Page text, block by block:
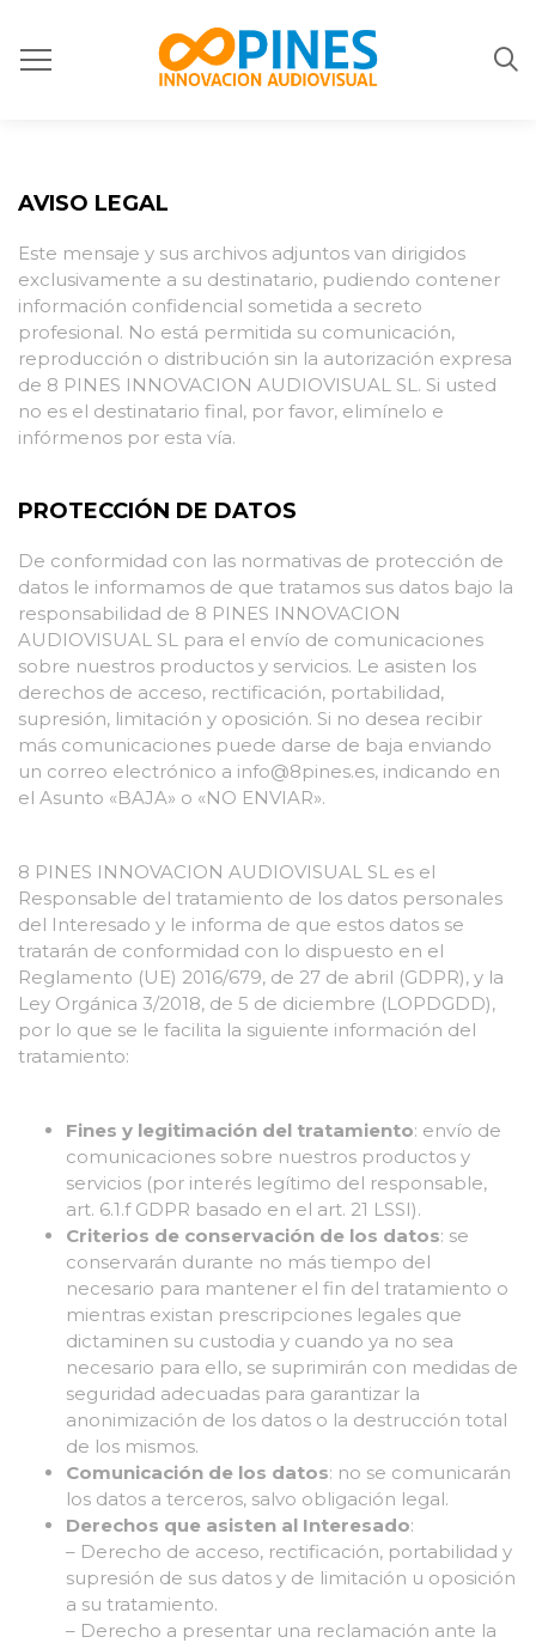
AVISO LEGAL
Este mensaje y sus archivos adjuntos van dirigidos
exclusivamente a su destinatario, pudiendo contener
información confidencial sometida a secreto
profesional. No está permitida su comunicación,
reproducción o distribución sin la autorización expresa
de 8 PINES INNOVACION AUDIOVISUAL SL. Si usted
no es el destinatario final, por favor, elimínelo e
infórmenos por esta vía.
PROTECCIÓN DE DATOS
De conformidad con las normativas de protección de
datos le informamos de que tratamos sus datos bajo la
responsabilidad de 8 PINES INNOVACION
AUDIOVISUAL SL para el envío de comunicaciones
sobre nuestros productos y servicios. Le asisten los
derechos de acceso, rectificación, portabilidad,
supresión, limitación y oposición. Si no desea recibir
más comunicaciones puede darse de baja enviando
un correo electrónico a info@8pines.es, indicando en
el Asunto «BAJA» o «NO ENVIAR».
8 PINES INNOVACION AUDIOVISUAL SL es el
Responsable del tratamiento de los datos personales
del Interesado y le informa de que estos datos se
tratarán de conformidad con lo dispuesto en el
Reglamento (UE) 2016/679, de 27 de abril (GDPR), y la
Ley Orgánica 3/2018, de 5 de diciembre (LOPDGDD),
por lo que se le facilita la siguiente información del
tratamiento:
Fines y legitimación del tratamiento: envío de
comunicaciones sobre nuestros productos y
servicios (por interés legítimo del responsable,
art. 6.1.f GDPR basado en el art. 21 LSSI).
Criterios de conservación de los datos: se
conservarán durante no más tiempo del
necesario para mantener el fin del tratamiento o
mientras existan prescripciones legales que
dictaminen su custodia y cuando ya no sea
necesario para ello, se suprimirán con medidas de
seguridad adecuadas para garantizar la
anonimización de los datos o la destrucción total
de los mismos.
Comunicación de los datos: no se comunicarán
los datos a terceros, salvo obligación legal.
Derechos que asisten al Interesado:
– Derecho de acceso, rectificación, portabilidad y
supresión de sus datos y de limitación u oposición
a su tratamiento.
– Derecho a presentar una reclamación ante la